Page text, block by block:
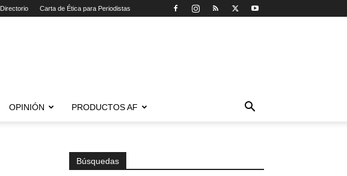
Directorio Carta de Ética para Periodistas
OPINIÓN PRODUCTOS AF
Búsquedas